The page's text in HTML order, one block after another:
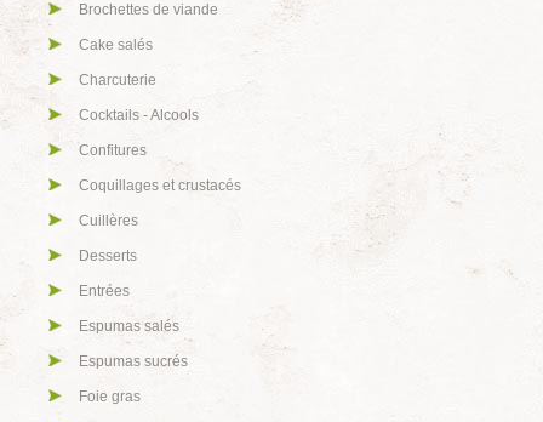
Brochettes de viande
Cake salés
Charcuterie
Cocktails - Alcools
Confitures
Coquillages et crustacés
Cuillères
Desserts
Entrées
Espumas salés
Espumas sucrés
Foie gras